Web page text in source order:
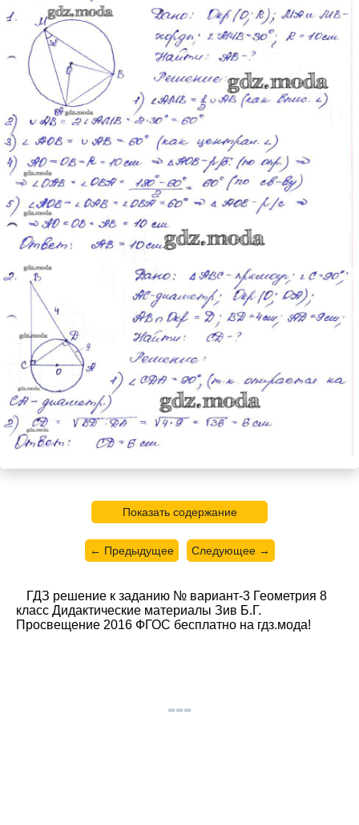
Показать содержание
← Предыдущее Следующее →
ГДЗ решение к заданию № вариант-3 Геометрия 8
класс Дидактические материалы Зив Б.Г.
Просвещение 2016 ФГОС бесплатно на гдз.мода!